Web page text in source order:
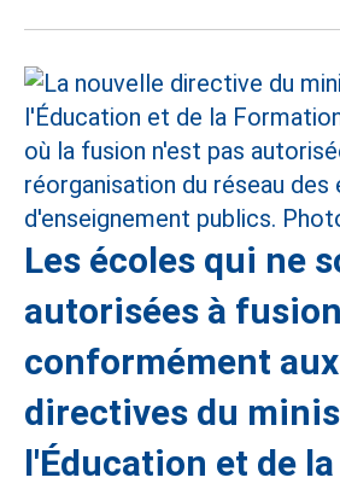
Les écoles qui ne
autorisées à
conformément
directives du
l'Éducation et de